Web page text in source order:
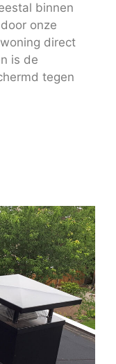
binnen
onze
direct
is de
tegen